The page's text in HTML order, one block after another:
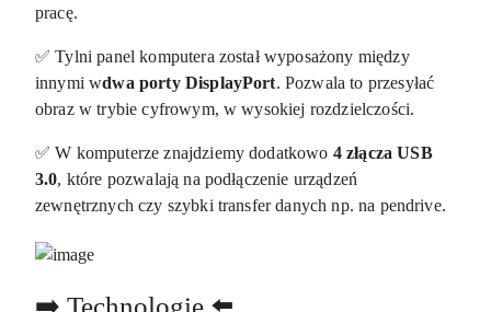
pracę.
✅ Tylni panel komputera został wyposażony między
innymi wdwa porty DisplayPort. Pozwala to przesyłać
obraz w trybie cyfrowym, w wysokiej rozdzielczości.
✅ W komputerze znajdziemy dodatkowo 4 złącza USB
3.0, które pozwalają na podłączenie urządzeń
zewnętrznych czy szybki transfer danych np. na pendrive.